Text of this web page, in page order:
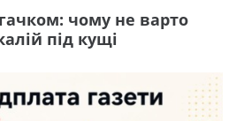
чому не варто
під кущі